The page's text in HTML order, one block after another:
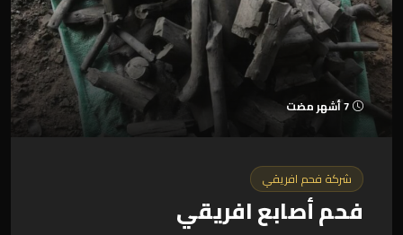
7 أشهر مضت
شركة فحم افريقي
فحم أصابع افريقي